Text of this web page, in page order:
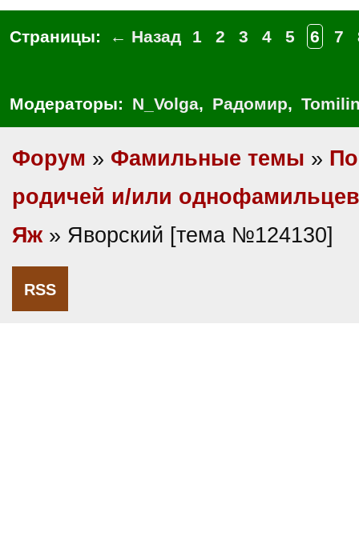
Страницы: ← Назад 1 2 3 4 5 6 7
Модераторы: N_Volga, Радомир,
Форум » Фамильные темы »
родичей и/или однофамильцев
Яж» Яворский [тема №124130]
RSS